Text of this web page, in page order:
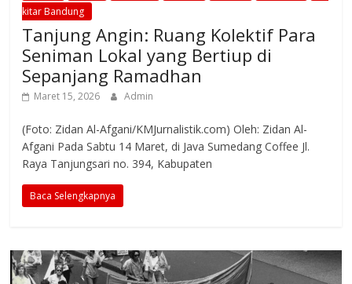
kitar Bandung
Tanjung Angin: Ruang Kolektif Para
Seniman Lokal yang Bertiup di
Sepanjang Ramadhan
Maret 15, 2026 Admin
(Foto: Zidan Al-Afgani/KMJurnalistik.com) Oleh: Zidan Al-
Afgani Pada Sabtu 14 Maret, di Java Sumedang Coffee Jl.
Raya Tanjungsari no. 394, Kabupaten
Baca Selengkapnya